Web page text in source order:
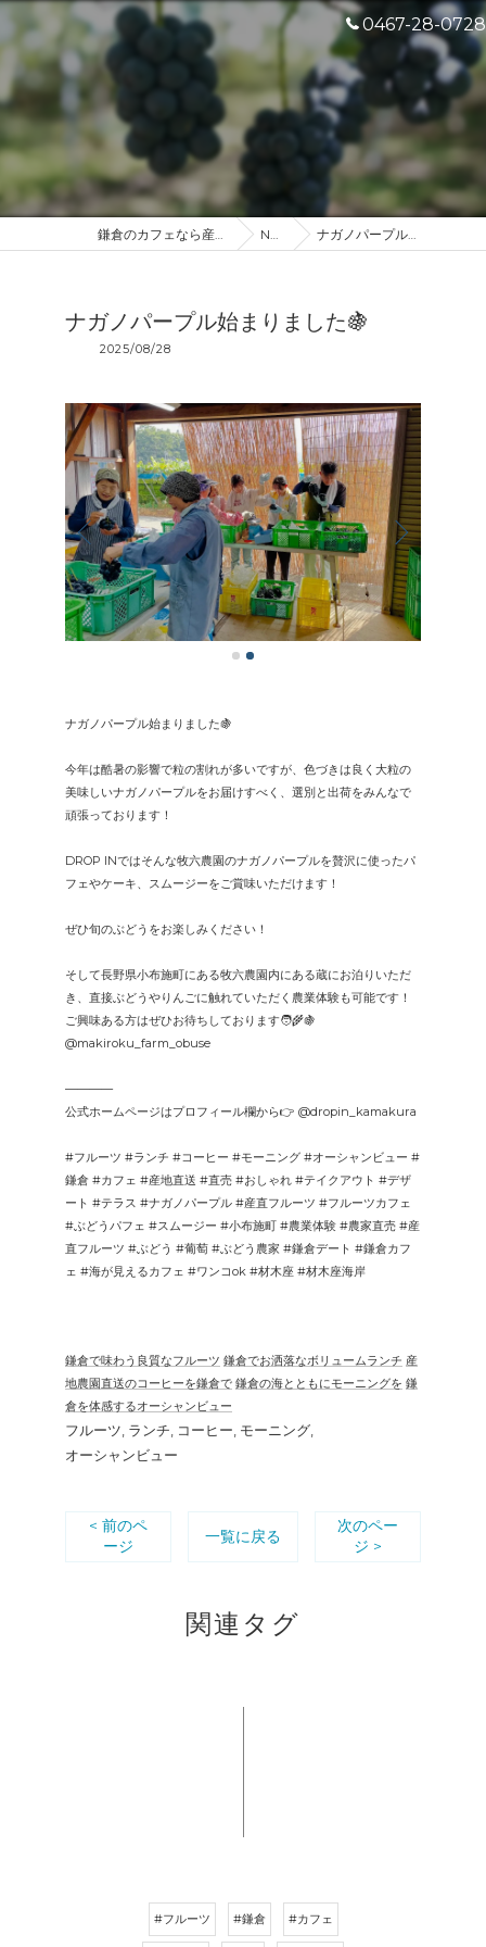
0467-28-0728
鎌倉のカフェなら産地直送のDROP IN NEWS ナガノパープル始まりました🍇
ナガノパープル始まりました🍇
2025/08/28
ナガノパープル始まりました🍇
今年は酷暑の影響で粒の割れが多いですが、色づきは良く大粒の
美味しいナガノパープルをお届けすべく、選別と出荷をみんなで
頑張っております！
DROP INではそんな牧六農園のナガノパープルを贅沢に使ったパ
フェやケーキ、スムージーをご賞味いただけます！
ぜひ旬のぶどうをお楽しみください！
そして長野県小布施町にある牧六農園内にある蔵にお泊りいただ
き、直接ぶどうやりんごに触れていただく農業体験も可能です！
ご興味ある方はぜひお待ちしております🧑‍🌾🍇
@makiroku_farm_obuse
————
公式ホームページはプロフィール欄から👉 @dropin_kamakura
#フルーツ #ランチ #コーヒー #モーニング #オーシャンビュー #
鎌倉 #カフェ #産地直送 #直売 #おしゃれ #テイクアウト #デザ
ート #テラス #ナガノパープル #産直フルーツ #フルーツカフェ
#ぶどうパフェ #スムージー #小布施町 #農業体験 #農家直売 #産
直フルーツ #ぶどう #葡萄 #ぶどう農家 #鎌倉デート #鎌倉カフ
ェ #海が見えるカフェ #ワンコok #材木座 #材木座海岸
鎌倉で味わう良質なフルーツ 鎌倉でお洒落なボリュームランチ 産
地農園直送のコーヒーを鎌倉で 鎌倉の海とともにモーニングを 鎌
倉を体感するオーシャンビュー
フルーツ ランチ コーヒー モーニング
オーシャンビュー
< 前のペ
ージ
一覧に戻る
次のペー
ジ >
関連タグ
#フルーツ #鎌倉 #カフェ